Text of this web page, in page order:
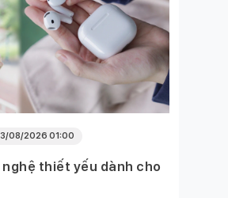
08/2026 01:00
thiết yếu dành cho